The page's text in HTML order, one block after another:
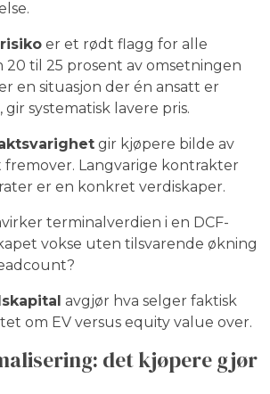
er et rødt flagg for alle
20 til 25 prosent av omsetningen
en situasjon der én ansatt er
systematisk lavere pris.
gir kjøpere bilde av
Langvarige kontrakter
er en konkret verdiskaper.
terminalverdien i en DCF-
vokse uten tilsvarende økning
avgjør hva selger faktisk
om EV versus equity value over.
det kjøpere gjør